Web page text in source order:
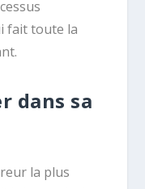
fait toute la
dans sa
la plus